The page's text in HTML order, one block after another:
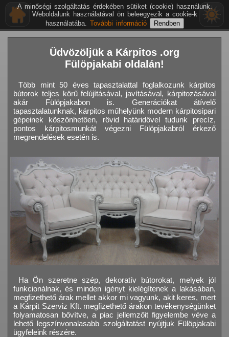
Üdvözöljük a Kárpitos .org
Fülöpjakabi oldalán!
Több mint 50 éves tapasztalattal foglalkozunk kárpitos
bútorok teljes körű felújításával, javításával, kárpitozásával
akár Fülöpjakabon is. Generációkat átívelő
tapasztalatunknak, kárpitos műhelyünk modern kárpitosipari
gépeinek köszönhetően, rövid határidővel tudunk precíz,
pontos kárpitosmunkát végezni Fülöpjakabról érkező
megrendelések esetén is.
Ha Ön szeretne szép, dekoratív bútorokat, melyek jól
funkcionálnak, és minden igényt kielégítenek a lakásában,
megfizethető árak mellet akkor mi vagyunk, akit keres, mert
a Kárpit Szerviz Kft. megfizethető árakon tevékenységünket
folyamatosan bővítve, a piac jellemzőit figyelembe véve a
lehető legszínvonalasabb szolgáltatást nyújtjuk Fülöpjakabi
ügyfeleink részére.
A minőségi szolgáltatás érdekében sütiket (cookie) használunk.
Weboldalunk használatával ön beleegyezik a cookie-k
használatába. További információ